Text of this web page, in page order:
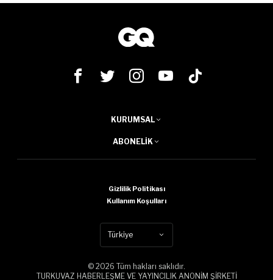
KURUMSAL
ABONELIK
Gizlilik Politikası
Kullanım Koşulları
Türkiye
© 2026 Tüm hakları saklıdır.
TURKUVAZ HABERLEŞME VE YAYINCILIK ANONİM ŞİRKETİ